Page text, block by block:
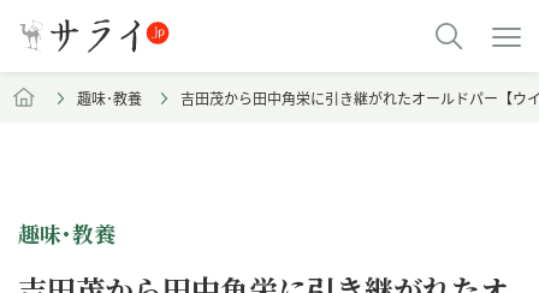
趣味･教養 吉田茂から田中角栄に引き継がれたオールドパー【ウ
趣味･教養